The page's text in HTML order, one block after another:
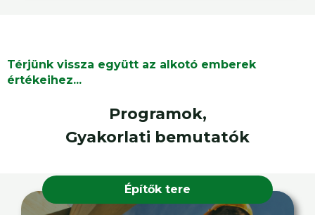
Térjünk vissza együtt az alkotó emberek
értékeihez...
Programok,
Gyakorlati bemutatók
Építők tere